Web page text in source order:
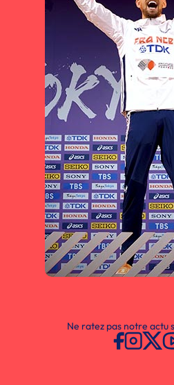
Ne ratez pas notre actu